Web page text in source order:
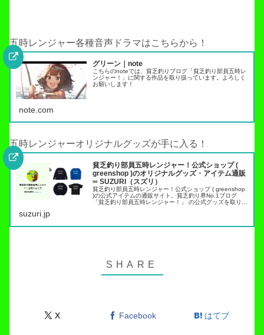
五時レンジャー各種音声ドラマはこちらから！
グリーン｜note
こちらのnoteでは、貧乏釣りブログ「貧乏釣り部員五時レ
ンジャー！」に関する作品を取り扱っています。よろしく
お願いします！
note.com
五時レンジャーオリジナルグッズが手に入る！
貧乏釣り部員五時レンジャー！公式ショップ (
greenshop )のオリジナルグッズ・アイテム通販
∞ SUZURI（スズリ）
貧乏釣り部員五時レンジャー！公式ショップ ( greenshop
)の公式アイテムの通販サイト。貧乏釣り界No.1ブログ
「貧乏釣り部員五時レンジャー！」 の公式グッズを取り扱
suzuri.jp
X Facebook はてブ